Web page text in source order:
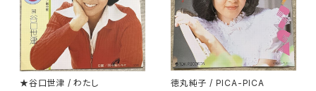
★谷口世津 / わたし 徳丸純子 / PICA-PICA